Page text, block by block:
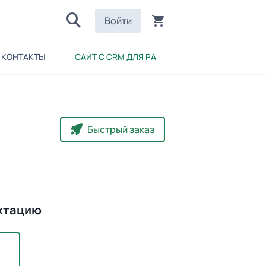
Войти
КОНТАКТЫ САЙТ С CRM ДЛЯ РА
Быстрый заказ